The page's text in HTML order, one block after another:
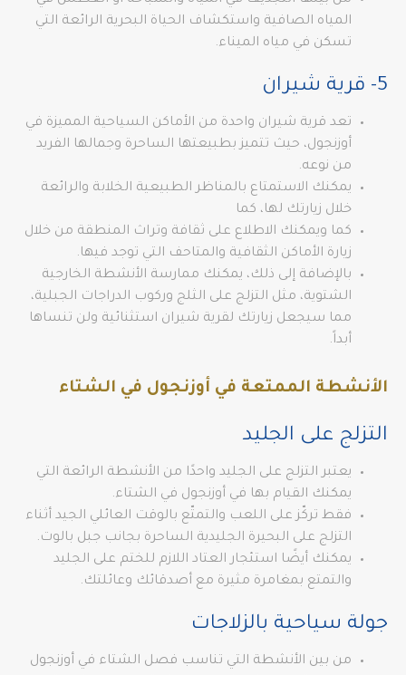
المياه الصافية واستكشاف الحياة البحرية الرائعة التي
تسكن في مياه الميناء.
5- قرية شيران
تعد قرية شيران واحدة من الأماكن السياحية المميزة في
أوزنجول، حيث تتميز بطبيعتها الساحرة وجمالها الفريد
من نوعه.
يمكنك الاستمتاع بالمناظر الطبيعية الخلابة والرائعة
خلال زيارتك لها، كما
كما ويمكنك الاطلاع على ثقافة وتراث المنطقة من خلال
زيارة الأماكن الثقافية والمتاحف التي توجد فيها.
بالإضافة إلى ذلك، يمكنك ممارسة الأنشطة الخارجية
الشتوية، مثل التزلج على الثلج وركوب الدراجات الجبلية،
مما سيجعل زيارتك لقرية شيران استثنائية ولن تنساها
أبداً.
الأنشطة الممتعة في أوزنجول في الشتاء
التزلج على الجليد
يعتبر التزلج على الجليد واحدًا من الأنشطة الرائعة التي
يمكنك القيام بها في أوزنجول في الشتاء.
فقط تركّز على اللعب والتمتّع بالوقت العائلي الجيد أثناء
التزلج على البحيرة الجليدية الساحرة بجانب جبل بالوت.
يمكنك أيضًا استئجار العتاد اللازم للختم على الجليد
والتمتع بمغامرة مثيرة مع أصدقائك وعائلتك.
جولة سياحية بالزلاجات
من بين الأنشطة التي تناسب فصل الشتاء في أوزنجول